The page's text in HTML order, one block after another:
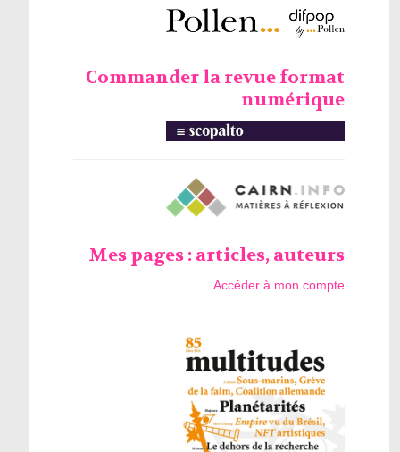
Commander la revue format
numérique
Mes pages : articles, auteurs
Accéder à mon compte